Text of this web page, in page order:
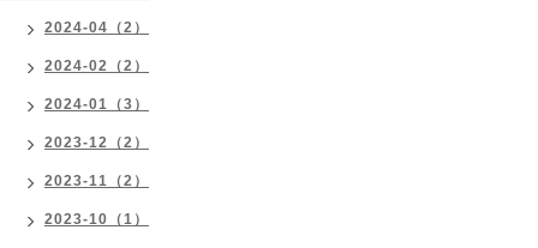
2024-04（2）
2024-02（2）
2024-01（3）
2023-12（2）
2023-11（2）
2023-10（1）